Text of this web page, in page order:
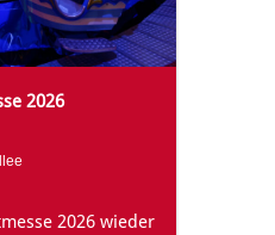
2026
2026 wieder